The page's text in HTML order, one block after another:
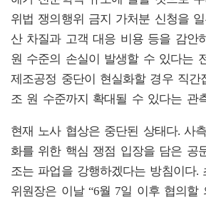
위법 쟁의행위 금지 가처분 신청을
산 차질과 고객 대응 비용 등을 감안
원 수준의 손실이 발생할 수 있다는
제조공정 중단이 현실화할 경우 직간
조 원 수준까지 확대될 수 있다는 관
현재 노사 협상은 중단된 상태다. 사
화를 위한 핵심 쟁점 입장을 담은 공
조는 파업을 강행하겠다는 방침이다.
위원장은 이날 “6월 7일 이후 협의할